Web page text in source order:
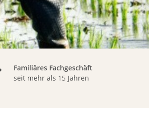
Familiäres Fachgeschäft
seit mehr als 15 Jahren